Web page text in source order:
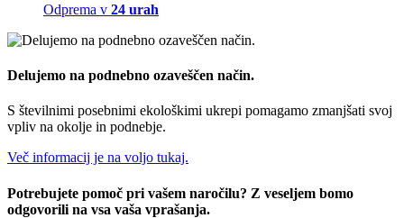
Odprema v 24 urah
Delujemo na podnebno ozaveščen način.
S številnimi posebnimi ekološkimi ukrepi pomagamo zmanjšati svoj
vpliv na okolje in podnebje.
Več informacij je na voljo tukaj.
Potrebujete pomoč pri vašem naročilu? Z veseljem bomo
odgovorili na vsa vaša vprašanja.